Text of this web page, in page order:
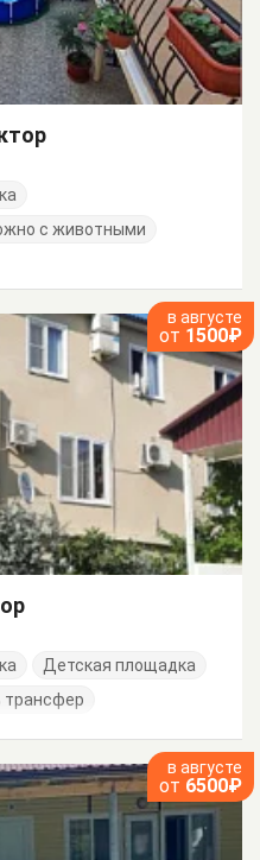
с животными
в августе
от 1500₽
Детская площадка
трансфер
в августе
от 6500₽